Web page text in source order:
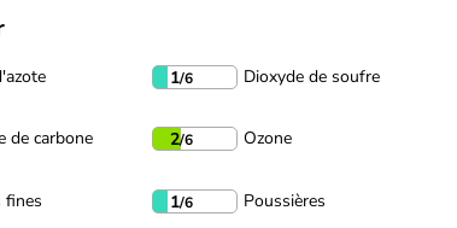
1/6 Dioxyde de soufre
de carbone 2/6 Ozone
fines 1/6 Poussières